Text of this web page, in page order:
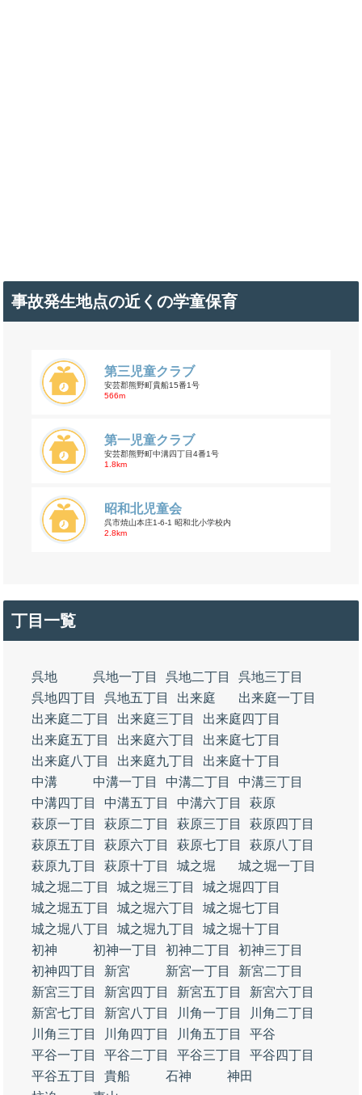
事故発生地点の近くの学童保育
第三児童クラブ
安芸郡熊野町貴船15番1号
566m
第一児童クラブ
安芸郡熊野町中溝四丁目4番1号
1.8km
昭和北児童会
呉市焼山本庄1-6-1 昭和北小学校内
2.8km
丁目一覧
呉地 呉地一丁目 呉地二丁目
呉地三丁目
呉地四丁目
呉地五丁目 出来庭
出来庭一丁目
出来庭二丁目
出来庭三丁目
出来庭四丁目
出来庭五丁目
出来庭六丁目
出来庭七丁目
出来庭八丁目
出来庭九丁目
出来庭十丁目
中溝
中溝一丁目 中溝二丁目
中溝三丁目
中溝四丁目
中溝五丁目 中溝六丁目
萩原
萩原一丁目
萩原二丁目 萩原三丁目
萩原四丁目
萩原五丁目
萩原六丁目 萩原七丁目
萩原八丁目
萩原九丁目
萩原十丁目 城之堀
城之堀一丁目
城之堀二丁目
城之堀三丁目
城之堀四丁目
城之堀五丁目
城之堀六丁目
城之堀七丁目
城之堀八丁目
城之堀九丁目
城之堀十丁目
初神
初神一丁目 初神二丁目
初神三丁目
初神四丁目
新宮 新宮一丁目
新宮二丁目
新宮三丁目
新宮四丁目 新宮五丁目
新宮六丁目
新宮七丁目
新宮八丁目 川角一丁目
川角二丁目
川角三丁目
川角四丁目 川角五丁目
平谷
平谷一丁目
平谷二丁目 平谷三丁目
平谷四丁目
平谷五丁目
貴船 石神
神田